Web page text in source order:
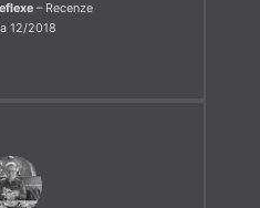
– Recenze
12/2018